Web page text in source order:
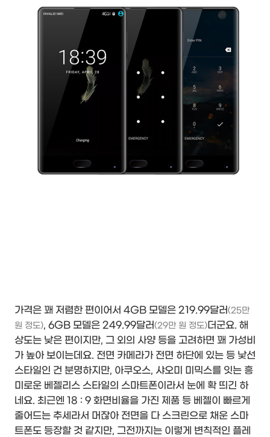
가격은 꽤 저렴한 편이어서 4GB 모델은 219.99달러(25만
원 정도), 6GB 모델은 249.99달러(29만 원 정도)더군요. 해
상도는 낮은 편이지만, 그 외의 사양 등을 고려하면 꽤 가성비
가 높아 보이는데요. 전면 카메라가 전면 하단에 있는 등 낯선
스타일인 건 분명하지만, 아쿠오스, 샤오미 미믹스를 잇는 흥
미로운 베젤리스 스타일의 스마트폰이라서 눈에 확 띄긴 하
네요. 최근엔 18 : 9 화면비율을 가진 제품 등 베젤이 빠르게
줄어드는 추세라서 머잖아 전면을 다 스크린으로 채운 스마
트폰도 등장할 것 같지만, 그전까지는 이렇게 변칙적인 플레